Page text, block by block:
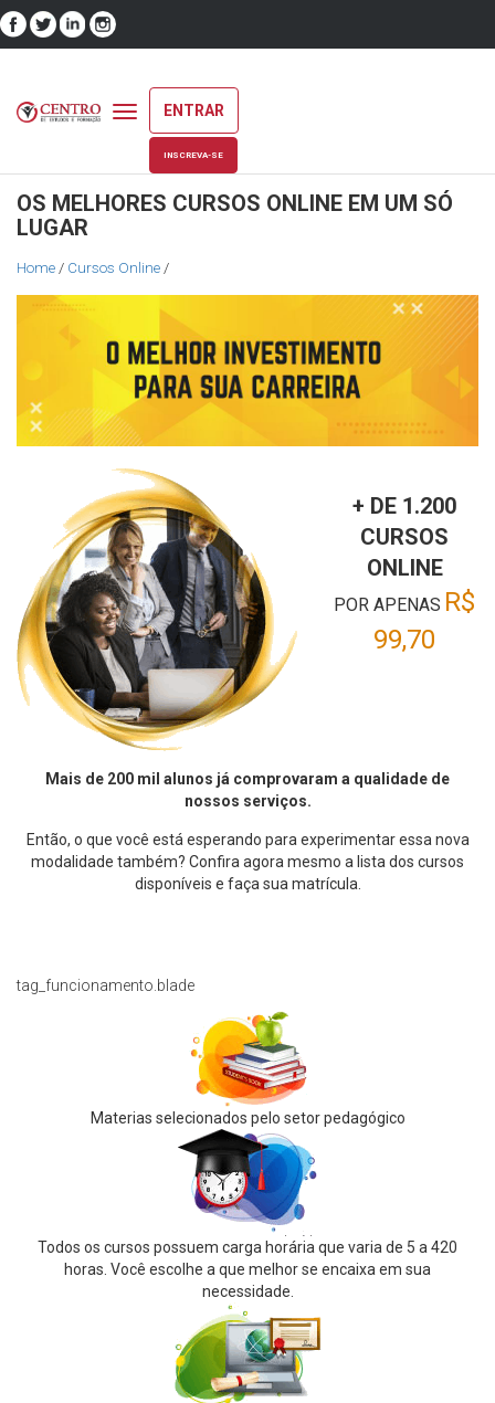
Toggle
navigation
ENTRAR
INSCREVA-SE
OS MELHORES CURSOS ONLINE EM UM SÓ
LUGAR
Home / Cursos Online /
+ DE 1.200
CURSOS
ONLINE
POR APENAS R$
99,70
Mais de 200 mil alunos já comprovaram a qualidade de
nossos serviços.
Então, o que você está esperando para experimentar essa nova
modalidade também? Confira agora mesmo a lista dos cursos
disponíveis e faça sua matrícula.
tag_funcionamento.blade
Materias selecionados pelo setor pedagógico
Todos os cursos possuem carga horária que varia de 5 a 420
horas. Você escolhe a que melhor se encaixa em sua
necessidade.